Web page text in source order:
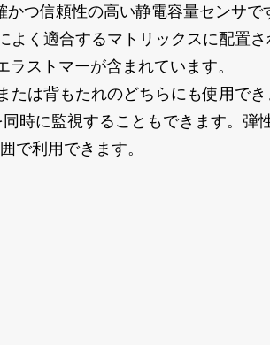
つ信頼性の高い静電容量センサで
く適合するマトリックスに配置さ
ストマーが含まれています。
たは背もたれのどちらにも使用で
時に監視することもできます。弾
で利用できます。